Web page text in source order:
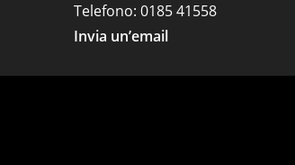
Telefono: 0185 41558
Invia un’email